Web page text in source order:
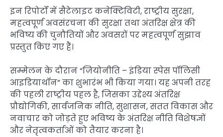
इन रिपोर्टों में सैटेलाइट कनेक्टिविटी, राष्ट्रीय सुरक्षा,
महत्वपूर्ण अवसंरचना की सुरक्षा तथा अंतरिक्ष क्षेत्र की
भविष्य की चुनौतियों और अवसरों पर महत्वपूर्ण सुझाव
प्रस्तुत किए गए हैं।
सम्मेलन के दौरान “जियोनीति – इंडिया स्पेस पॉलिसी
आइडियाथॉन” का शुभारंभ भी किया गया। यह अपनी तरह
की पहली राष्ट्रीय पहल है, जिसका उद्देश्य अंतरिक्ष
प्रौद्योगिकी, सार्वजनिक नीति, सुशासन, सतत विकास और
नवाचार को जोड़ते हुए भविष्य के अंतरिक्ष नीति विशेषज्ञों
और नेतृत्वकर्ताओं को तैयार करना है।